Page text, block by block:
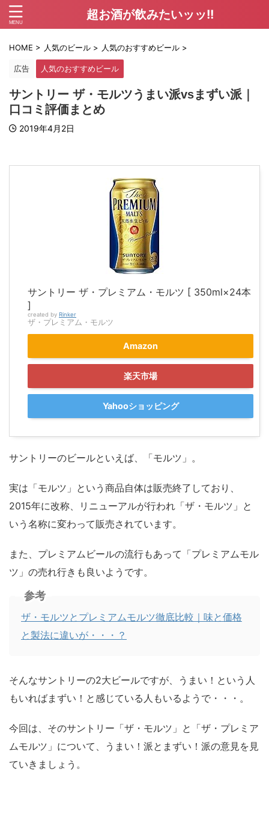
超お酒が飲みたいッッ!!
HOME > 人気のビール > 人気のおすすめビール >
広告 人気のおすすめビール
サントリー ザ・モルツうまい派vsまずい派｜
口コミ評価まとめ
2019年4月2日
サントリー ザ・プレミアム・モルツ [ 350ml×24本
]
created by Rinker
ザ・プレミアム・モルツ
Amazon
楽天市場
Yahooショッピング
サントリーのビールといえば、「モルツ」。
実は「モルツ」という商品自体は販売終了しており、
2015年に改称、リニューアルが行われ「ザ・モルツ」と
いう名称に変わって販売されています。
また、プレミアムビールの流行もあって「プレミアムモル
ツ」の売れ行きも良いようです。
参考
ザ・モルツとプレミアムモルツ徹底比較｜味と価格
と製法に違いが・・・？
そんなサントリーの2大ビールですが、うまい！という人
もいればまずい！と感じている人もいるようで・・・。
今回は、そのサントリー「ザ・モルツ」と「ザ・プレミア
ムモルツ」について、うまい！派とまずい！派の意見を見
ていきましょう。